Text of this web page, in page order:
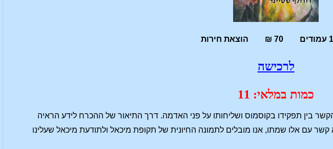
לרכישה
כמות במלאי: 11
בין תפקידו בקוסמוס ושליחותו על פני האדמה. דרך התיאור של ההכרח לידע הראיה
עם אלו שמתו, אנו מובלים לתמונה החיונית של תקופת מיכאל ולתודעת מיכאל שעלינו